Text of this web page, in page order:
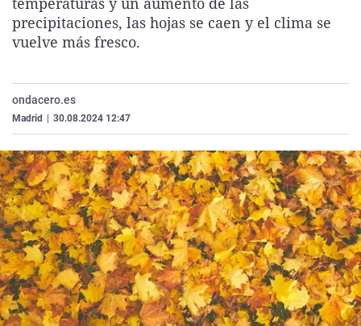
La rosa de los vientos
Caso
Extremadura
Virales
precipitaciones, las hojas se caen y el clima se
vuelve más fresco.
ondacero.es
Madrid 30.08.2024 12:47